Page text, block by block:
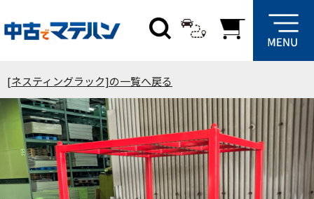
[ネスティングラック]の一覧へ戻る